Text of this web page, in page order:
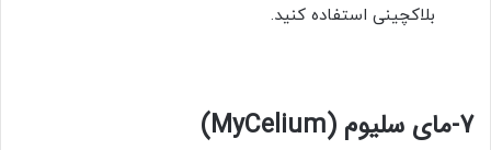
بلاکچینی استفاده کنید.
7-مای سلیوم ( MyCelium)